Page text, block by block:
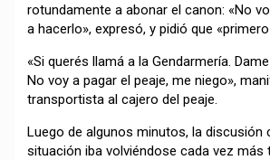
rotundamente a abonar el canon: «No
a hacerlo», expresó, y pidió que
«Si querés llamá a la Gendarmería.
No voy a pagar el peaje, me niego»,
transportista al cajero del peaje.
Luego de algunos minutos, la discusión
situación iba volviéndose cada vez más